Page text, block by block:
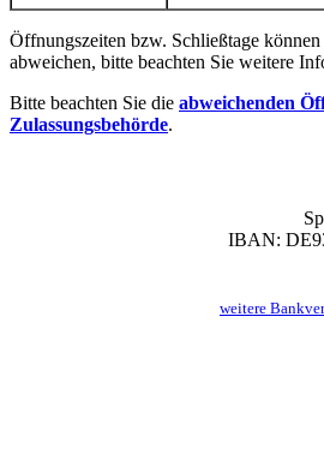
Öffnungszeiten bzw. Schließtage
abweichen, bitte beachten Sie weitere
Bitte beachten Sie die abweichenden
Zulassungsbehörde.
IBAN:
weitere